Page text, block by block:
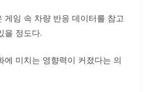
게임 속 차량 반응 데이터를 참고
을 정도다.
에 미치는 영향력이 커졌다는 의